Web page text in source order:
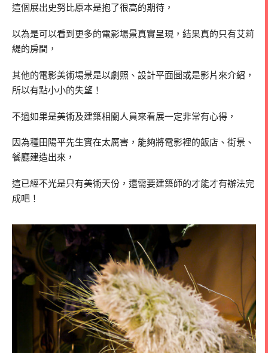
這個展出史努比原本是抱了很高的期待，
以為是可以看到更多的電影場景真實呈現，結果真的只有艾莉
緹的房間，
其他的電影美術場景是以劇照、設計平面圖或是影片來介紹，
所以有點小小的失望！
不過如果是美術及建築相關人員來看展一定非常有心得，
因為種田陽平先生實在太厲害，能夠將電影裡的飯店、街景、
餐廳建造出來，
這已經不光是只有美術天份，還需要建築師的才能才有辦法完
成吧！